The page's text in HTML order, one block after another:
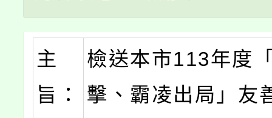
主
旨：
檢送本市113年度
擊、霸凌出局」友